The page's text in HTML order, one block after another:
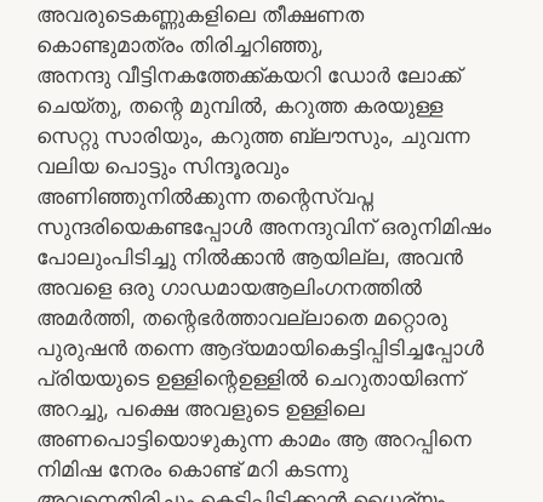
അവരുടെകണ്ണുകളിലെ തീക്ഷണത
കൊണ്ടുമാത്രം തിരിച്ചറിഞ്ഞു,
അനന്ദു വീട്ടിനകത്തേക്ക്കയറി ഡോർ ലോക്ക്
ചെയ്തു, തന്റെ മുമ്പിൽ, കറുത്ത കരയുള്ള
സെറ്റു സാരിയും, കറുത്ത ബ്ലൗസും, ചുവന്ന
വലിയ പൊട്ടും സിന്ദൂരവും
അണിഞ്ഞുനിൽക്കുന്ന തന്റെസ്വപ്ന
സുന്ദരിയെകണ്ടപ്പോൾ അനന്ദുവിന്‌ ഒരുനിമിഷം
പോലുംപിടിച്ചു നിൽക്കാൻ ആയില്ല, അവൻ
അവളെ ഒരു ഗാഡമായആലിംഗനത്തിൽ
അമർത്തി, തന്റെഭർത്താവല്ലാതെ മറ്റൊരു
പുരുഷൻ തന്നെ ആദ്യമായികെട്ടിപ്പിടിച്ചപ്പോൾ
പ്രിയയുടെ ഉള്ളിന്റെഉള്ളിൽ ചെറുതായിഒന്ന്
അറച്ചു, പക്ഷെ അവളുടെ ഉള്ളിലെ
അണപൊട്ടിയൊഴുകുന്ന കാമം ആ അറപ്പിനെ
നിമിഷ നേരം കൊണ്ട് മറി കടന്നു